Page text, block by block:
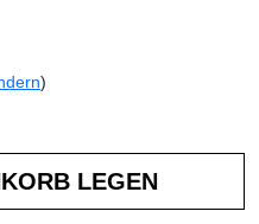
)